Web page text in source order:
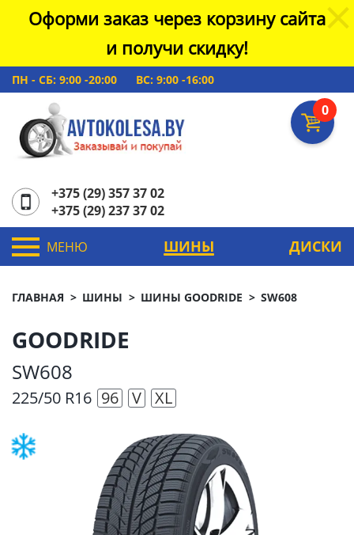
Оформи заказ через корзину сайта
и получи скидку!
ПН - СБ: 9:00 -20:00 ВС: 9:00 -16:00
0
+375 (29) 357 37 02
+375 (29) 237 37 02
МЕНЮ ШИНЫ ДИСКИ
ГЛАВНАЯ ШИНЫ ШИНЫ GOODRIDE SW608
GOODRIDE
SW608
225/50 R16 96 V XL